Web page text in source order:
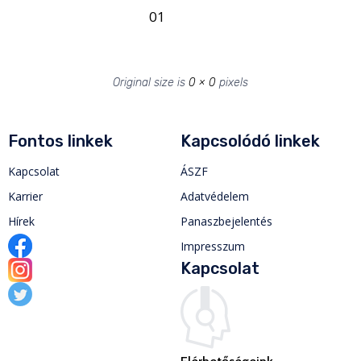
01
Original size is 0 × 0 pixels
Fontos linkek
Kapcsolat
Karrier
Hírek
Kapcsolódó linkek
ÁSZF
Adatvédelem
Panaszbejelentés
Impresszum
Kapcsolat